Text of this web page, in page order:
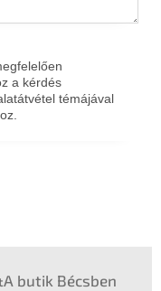
a kérdés
témájával
butik Bécsben